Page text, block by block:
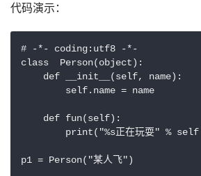
代码演示：
# -*- coding:utf8 -*-
class  Person(object):
    def __init__(self, name):
        self.name = name
    def fun(self):
print("%s正在玩耍" %
p1 = Person("某人飞")